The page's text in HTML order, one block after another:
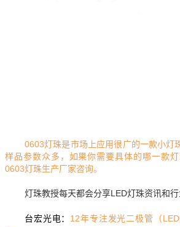
0603灯珠是市场上应用很广的一款小灯
样品参数众多，如果你需要具体的哪一款
0603灯珠生产厂家咨询。
灯珠教授每天都会分享LED灯珠资讯和行
台宏光电： 12年专注发光二极管（